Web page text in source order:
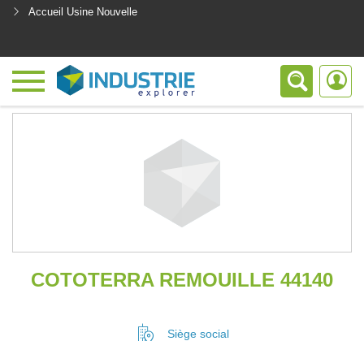
Accueil Usine Nouvelle
COTOTERRA REMOUILLE 44140
Siège social